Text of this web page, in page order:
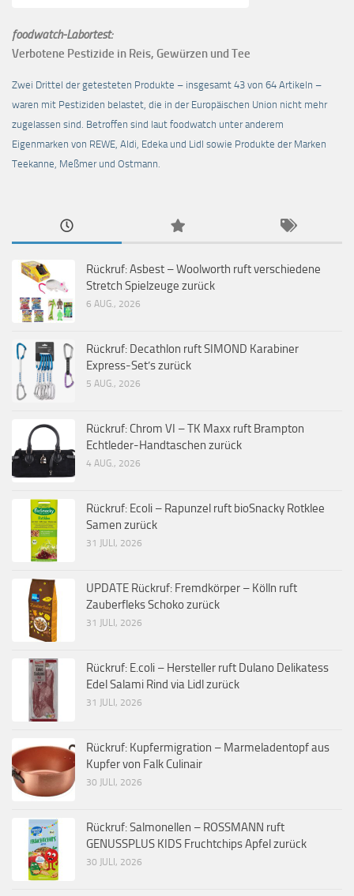
foodwatch-Labortest:
Verbotene Pestizide in Reis, Gewürzen und Tee
Zwei Drittel der getesteten Produkte – insgesamt 43 von 64 Artikeln –
waren mit Pestiziden belastet, die in der Europäischen Union nicht mehr
zugelassen sind. Betroffen sind laut foodwatch unter anderem
Eigenmarken von REWE, Aldi, Edeka und Lidl sowie Produkte der Marken
Teekanne, Meßmer und Ostmann.
Rückruf: Asbest – Woolworth ruft verschiedene
Stretch Spielzeuge zurück
6 AUG., 2026
Rückruf: Decathlon ruft SIMOND Karabiner
Express-Set’s zurück
5 AUG., 2026
Rückruf: Chrom VI – TK Maxx ruft Brampton
Echtleder-Handtaschen zurück
4 AUG., 2026
Rückruf: Ecoli – Rapunzel ruft bioSnacky Rotklee
Samen zurück
31 JULI, 2026
UPDATE Rückruf: Fremdkörper – Kölln ruft
Zauberfleks Schoko zurück
31 JULI, 2026
Rückruf: E.coli – Hersteller ruft Dulano Delikatess
Edel Salami Rind via Lidl zurück
31 JULI, 2026
Rückruf: Kupfermigration – Marmeladentopf aus
Kupfer von Falk Culinair
30 JULI, 2026
Rückruf: Salmonellen – ROSSMANN ruft
GENUSSPLUS KIDS Fruchtchips Apfel zurück
30 JULI, 2026